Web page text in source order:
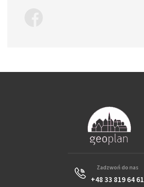
Zadzwoń do nas
+48 33 819 64 61